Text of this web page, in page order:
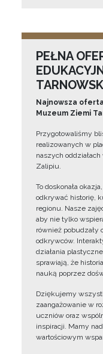
PEŁNA
Najnowsza
Muzeum Ziemi
Przygotowaliśmy
realizowanych w
naszych
Zalipiu.
To doskonała
odkrywać historię,
regionu. Nasze
aby nie tylko
również pobudzały
odkrywców.
działania
sprawiają, że
nauką poprzez
Dziękujemy
zaangażowanie w
uczniów oraz
inspiracji. Mamy
wartościowym